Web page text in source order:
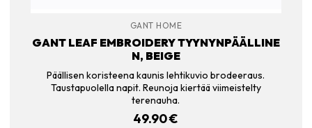
GANT HOME
GANT LEAF EMBROIDERY TYYNYNPÄÄLLINE
N, BEIGE
Päällisen koristeena kaunis lehtikuvio brodeeraus.
Taustapuolella napit. Reunoja kiertää viimeistelty
terenauha.
49.90€